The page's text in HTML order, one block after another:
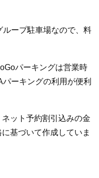
ループ駐車場なので、料
パーキングは営業時
ーキングの利用が便利
ット予約割引込みの金
基づいて作成していま